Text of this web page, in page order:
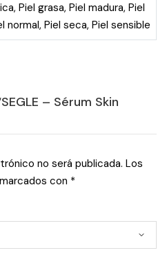
, Piel grasa, Piel madura, Piel
normal, Piel seca, Piel sensible
– Sérum Skin
no será publicada. Los
con *